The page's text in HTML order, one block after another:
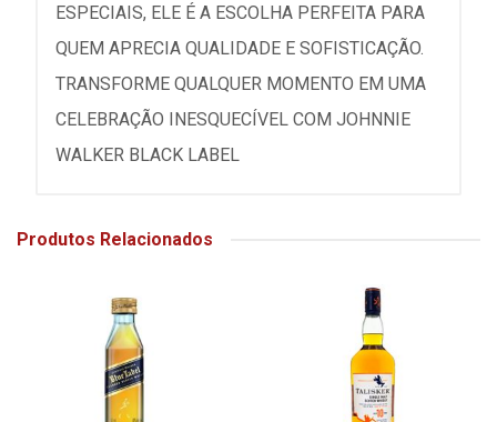
ESPECIAIS, ELE É A ESCOLHA PERFEITA PARA
QUEM APRECIA QUALIDADE E SOFISTICAÇÃO.
TRANSFORME QUALQUER MOMENTO EM UMA
CELEBRAÇÃO INESQUECÍVEL COM JOHNNIE
WALKER BLACK LABEL
Produtos Relacionados